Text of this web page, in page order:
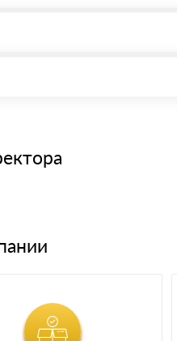
заказанного материала.